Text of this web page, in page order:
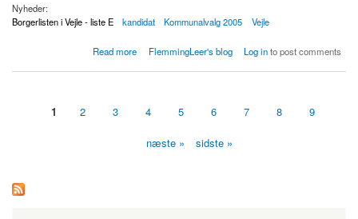
Nyheder:
Borgerlisten i Vejle - liste E
kandidat Kommunalvalg 2005 Vejle
Read more
about Frank Rundstrøm, kandidat nr. 1 Stem på Borgerlisten i Vejle - liste E
FlemmingLeer's blog Log into post comments
1 2 3 4 5 6 7 8 9
næste » sidste »